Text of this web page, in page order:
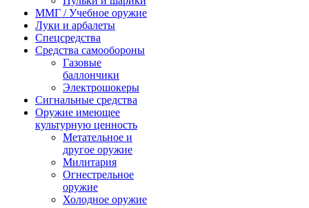
ММГ / Учебное оружие
Луки и арбалеты
Спецсредства
Средства самообороны
Газовые
баллончики
Электрошокеры
Сигнальные средства
Оружие имеющее
культурную ценность
Метательное и
другое оружие
Милитария
Огнестрельное
оружие
Холодное оружие